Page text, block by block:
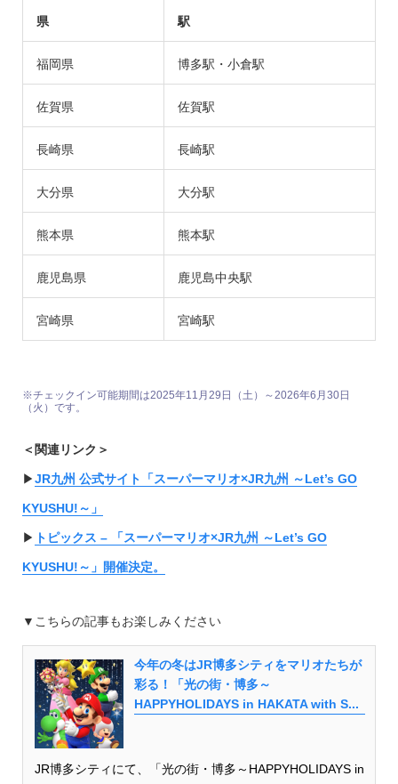
県 駅
福岡県 博多駅・小倉駅
佐賀県 佐賀駅
長崎県 長崎駅
大分県 大分駅
熊本県 熊本駅
鹿児島県 鹿児島中央駅
宮崎県 宮崎駅
※チェックイン可能期間は2025年11月29日（土）～2026年6月30日
（火）です。
＜関連リンク＞
▶︎JR九州 公式サイト「スーパーマリオ×JR九州 ～Let’s GO
KYUSHU!～」
▶︎ トピックス – 「スーパーマリオ×JR九州 ～Let’s GO
KYUSHU!～」開催決定。
▼こちらの記事もお楽しみください
今年の冬はJR博多シティをマリオたちが
彩る！「光の街・博多～
HAPPYHOLIDAYS in HAKATA with S...
JR博多シティにて、「光の街・博多～HAPPYHOLIDAYS in